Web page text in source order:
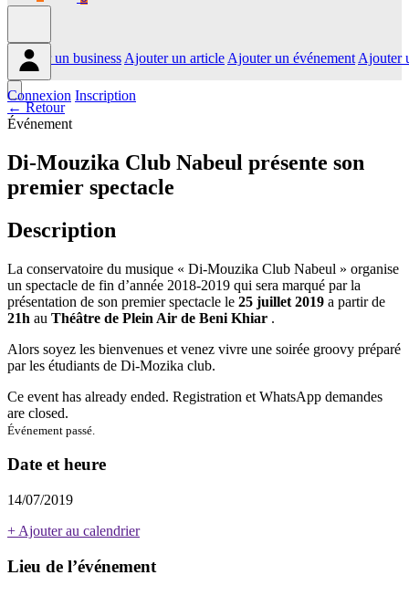
Ajouter un business Ajouter un article Ajouter un événement Ajouter
Connexion Inscription
← Retour
Événement
Di-Mouzika Club Nabeul présente son
premier spectacle
Description
La conservatoire du musique « Di-Mouzika Club Nabeul » organise
un spectacle de fin d’année 2018-2019 qui sera marqué par la
présentation de son premier spectacle le 25 juillet 2019 a partir de
21h au Théâtre de Plein Air de Beni Khiar .
Alors soyez les bienvenues et venez vivre une soirée groovy préparé
par les étudiants de Di-Mozika club.
Ce event has already ended. Registration et WhatsApp demandes
are closed.
Événement passé.
Date et heure
14/07/2019
+ Ajouter au calendrier
Lieu de l’événement